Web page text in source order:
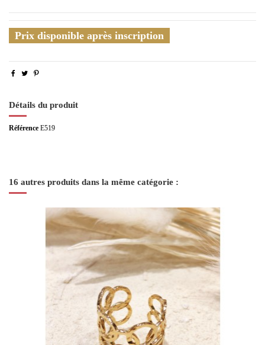
Prix disponible après inscription
Détails du produit
Référence E519
16 autres produits dans la même catégorie :